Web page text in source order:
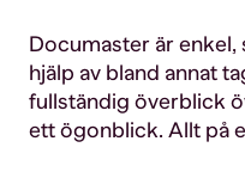
Documaster är
hjälp av bland annat
fullständig överblick
ett ögonblick. Allt på